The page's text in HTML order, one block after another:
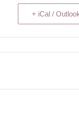
+ iCal /